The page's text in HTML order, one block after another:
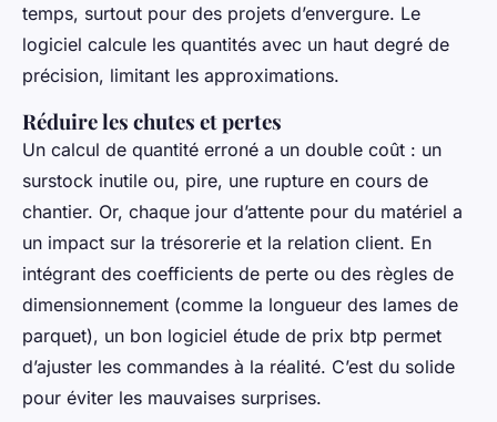
temps, surtout pour des projets d’envergure. Le
logiciel calcule les quantités avec un haut degré de
précision, limitant les approximations.
Réduire les chutes et pertes
Un calcul de quantité erroné a un double coût : un
surstock inutile ou, pire, une rupture en cours de
chantier. Or, chaque jour d’attente pour du matériel a
un impact sur la trésorerie et la relation client. En
intégrant des coefficients de perte ou des règles de
dimensionnement (comme la longueur des lames de
parquet), un bon logiciel étude de prix btp permet
d’ajuster les commandes à la réalité. C’est du solide
pour éviter les mauvaises surprises.